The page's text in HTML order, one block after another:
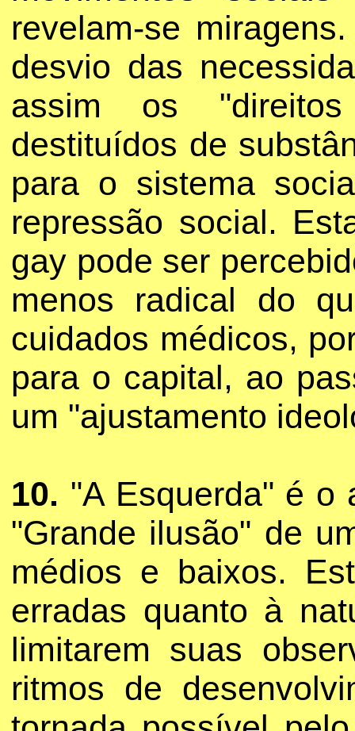
revelam-se
desvio das
assim os
destituídos de
para o sistema
repressão social.
gay pode ser
menos radical do
cuidados médicos,
para o capital, ao
um "ajustamento
10. "A Esquerda" é o
"Grande ilusão" de
médios e baixos.
erradas quanto à
limitarem suas
ritmos de